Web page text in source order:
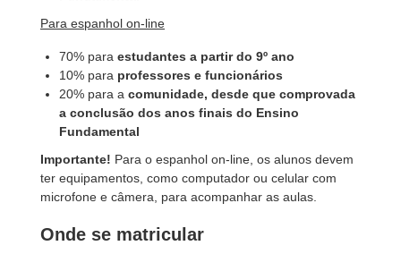
Para espanhol on-line
70% paraestudantes a partir do 9º ano
10% para professores e funcionários
20% para acomunidade, desde que comprovada
a conclusão dos anos finais do Ensino
Fundamental
Importante! Para o espanhol on-line, os alunos devem
ter equipamentos, como computador ou celular com
microfone e câmera, para acompanhar as aulas.
Onde se matricular